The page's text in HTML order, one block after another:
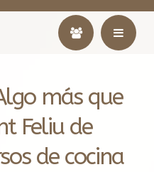
más que
Feliu de
de cocina